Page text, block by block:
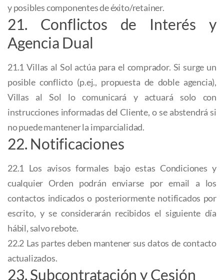
y posibles componentes de éxito/retainer.
21. Conflictos de Interés y
Agencia Dual
21.1 Villas al Sol actúa para el comprador. Si surge un
posible conflicto (p.ej., propuesta de doble agencia),
Villas al Sol lo comunicará y actuará solo con
instrucciones informadas del Cliente, o se abstendrá si
no puede mantener la imparcialidad.
22. Notificaciones
22.1 Los avisos formales bajo estas Condiciones y
cualquier Orden podrán enviarse por email a los
contactos indicados o posteriormente notificados por
escrito, y se considerarán recibidos el siguiente día
hábil, salvo rebote.
22.2 Las partes deben mantener sus datos de contacto
actualizados.
23. Subcontratación y Cesión